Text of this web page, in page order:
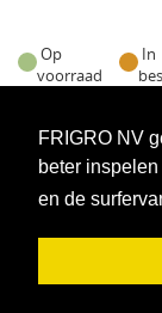
FRIGRO NV
beter
en de
Op
voorraad
In